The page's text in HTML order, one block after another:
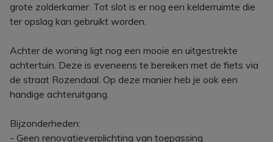
grote zolderkamer. Tot slot is er nog een kelderruimte die
ter opslag kan gebruikt worden.
Achter de woning ligt nog een mooie en uitgestrekte
achtertuin. Deze is eveneens te bereiken met de fiets via
de straat Rozendaal. Op deze manier heb je ook een
handige achteruitgang.
Bijzonderheden:
- Geen renovatieverplichting van toepassing